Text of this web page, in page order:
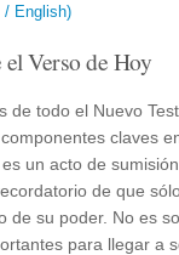
/ English)
el Verso de Hoy
de todo el Nuevo
claves
un acto de
de que
de su poder. No es
para llegar a